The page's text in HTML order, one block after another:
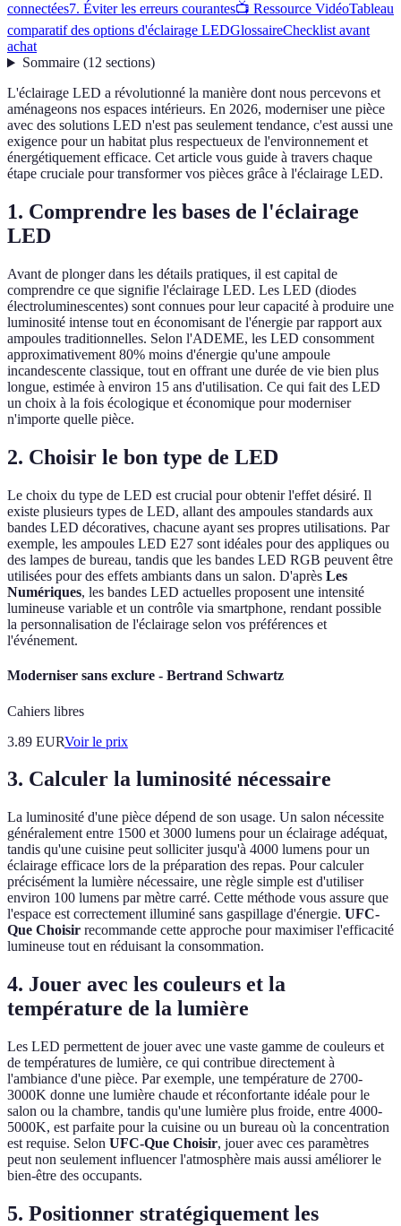
connectées7. Éviter les erreurs courantes📺 Ressource VidéoTableau
comparatif des options d'éclairage LEDGlossaireChecklist avant
achat
Sommaire(12 sections)
L'éclairage LED a révolutionné la manière dont nous percevons et
aménageons nos espaces intérieurs. En 2026, moderniser une pièce
avec des solutions LED n'est pas seulement tendance, c'est aussi une
exigence pour un habitat plus respectueux de l'environnement et
énergétiquement efficace. Cet article vous guide à travers chaque
étape cruciale pour transformer vos pièces grâce à l'éclairage LED.
1. Comprendre les bases de l'éclairage
LED
Avant de plonger dans les détails pratiques, il est capital de
comprendre ce que signifie l'éclairage LED. Les LED (diodes
électroluminescentes) sont connues pour leur capacité à produire une
luminosité intense tout en économisant de l'énergie par rapport aux
ampoules traditionnelles. Selon l'ADEME, les LED consomment
approximativement 80% moins d'énergie qu'une ampoule
incandescente classique, tout en offrant une durée de vie bien plus
longue, estimée à environ 15 ans d'utilisation. Ce qui fait des LED
un choix à la fois écologique et économique pour moderniser
n'importe quelle pièce.
2. Choisir le bon type de LED
Le choix du type de LED est crucial pour obtenir l'effet désiré. Il
existe plusieurs types de LED, allant des ampoules standards aux
bandes LED décoratives, chacune ayant ses propres utilisations. Par
exemple, les ampoules LED E27 sont idéales pour des appliques ou
des lampes de bureau, tandis que les bandes LED RGB peuvent être
utilisées pour des effets ambiants dans un salon. D'après Les
Numériques, les bandes LED actuelles proposent une intensité
lumineuse variable et un contrôle via smartphone, rendant possible
la personnalisation de l'éclairage selon vos préférences et
l'événement.
Moderniser sans exclure - Bertrand Schwartz
Cahiers libres
3.89 EURVoir le prix
3. Calculer la luminosité nécessaire
La luminosité d'une pièce dépend de son usage. Un salon nécessite
généralement entre 1500 et 3000 lumens pour un éclairage adéquat,
tandis qu'une cuisine peut solliciter jusqu'à 4000 lumens pour un
éclairage efficace lors de la préparation des repas. Pour calculer
précisément la lumière nécessaire, une règle simple est d'utiliser
environ 100 lumens par mètre carré. Cette méthode vous assure que
l'espace est correctement illuminé sans gaspillage d'énergie. UFC-
Que Choisir recommande cette approche pour maximiser l'efficacité
lumineuse tout en réduisant la consommation.
4. Jouer avec les couleurs et la
température de la lumière
Les LED permettent de jouer avec une vaste gamme de couleurs et
de températures de lumière, ce qui contribue directement à
l'ambiance d'une pièce. Par exemple, une température de 2700-
3000K donne une lumière chaude et réconfortante idéale pour le
salon ou la chambre, tandis qu'une lumière plus froide, entre 4000-
5000K, est parfaite pour la cuisine ou un bureau où la concentration
est requise. Selon UFC-Que Choisir, jouer avec ces paramètres
peut non seulement influencer l'atmosphère mais aussi améliorer le
bien-être des occupants.
5. Positionner stratégiquement les